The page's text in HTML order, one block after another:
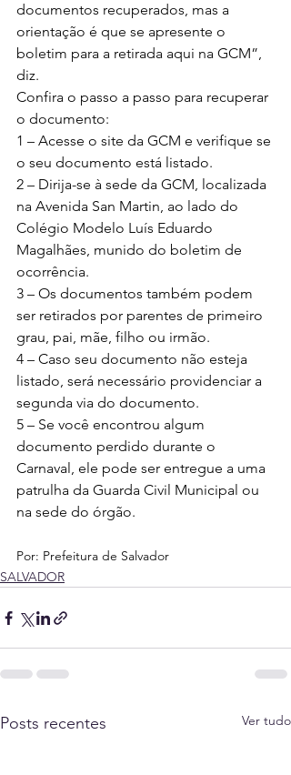
documentos recuperados, mas a
orientação é que se apresente o
boletim para a retirada aqui na GCM”,
diz.
Confira o passo a passo para recuperar
o documento:
1 – Acesse o site da GCM e verifique se
o seu documento está listado.
2 – Dirija-se à sede da GCM, localizada
na Avenida San Martin, ao lado do
Colégio Modelo Luís Eduardo
Magalhães, munido do boletim de
ocorrência.
3 – Os documentos também podem
ser retirados por parentes de primeiro
grau, pai, mãe, filho ou irmão.
4 – Caso seu documento não esteja
listado, será necessário providenciar a
segunda via do documento.
5 – Se você encontrou algum
documento perdido durante o
Carnaval, ele pode ser entregue a uma
patrulha da Guarda Civil Municipal ou
na sede do órgão.
Por: Prefeitura de Salvador
SALVADOR
Posts recentes Ver tudo